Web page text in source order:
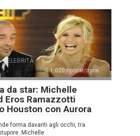
CELEBRITÀ
1.020 просмотров
da star: Michelle
Eros Ramazzotti
Houston con Aurora
forma davanti agli occhi, tra
Michelle